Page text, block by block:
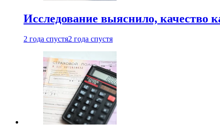
Исследование выяснило,
2 года спустя2 года спустя